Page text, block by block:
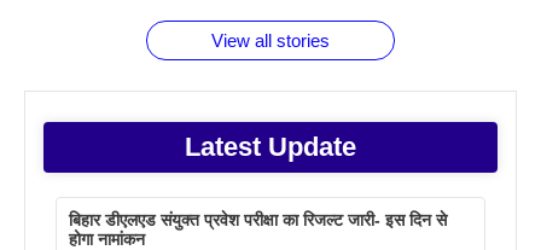
View all stories
Latest Update
बिहार डीएलएड संयुक्त प्रवेश परीक्षा का रिजल्ट जारी- इस दिन से
होगा नामांकन